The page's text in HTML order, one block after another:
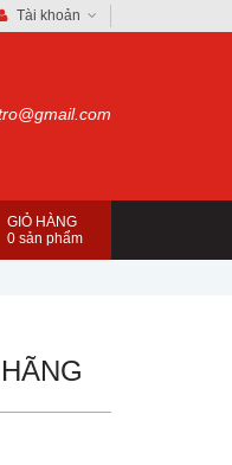
Tài khoản
GIỎ HÀNG
0 sản phẩm